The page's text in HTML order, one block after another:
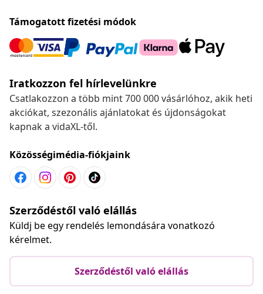
Támogatott fizetési módok
Iratkozzon fel hírlevelünkre
Csatlakozzon a több mint 700 000 vásárlóhoz, akik heti
akciókat, szezonális ajánlatokat és újdonságokat
kapnak a vidaXL-től.
Közösségimédia-fiókjaink
Szerződéstől való elállás
Küldj be egy rendelés lemondására vonatkozó
kérelmet.
Szerződéstől való elállás